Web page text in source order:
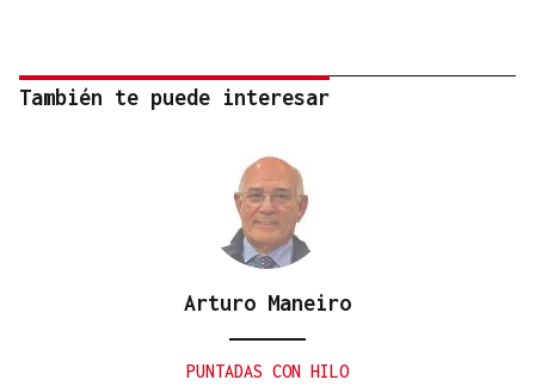
También te puede interesar
Arturo Maneiro
PUNTADAS CON HILO